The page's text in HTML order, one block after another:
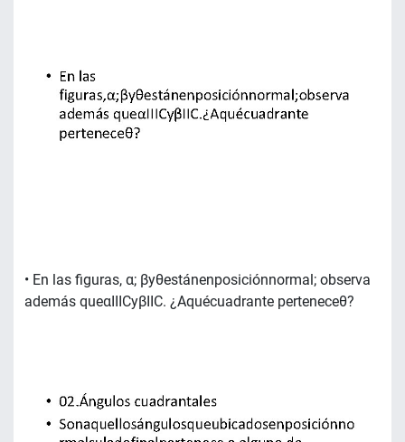
• En las figuras, α; βyθestánenposiciónnormal; observa
además queαIIICyβIIC. ¿Aquécuadrante perteneceθ?